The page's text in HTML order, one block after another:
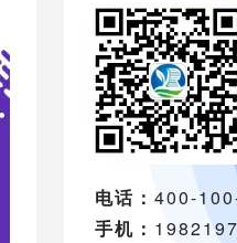
电话：400-
手机：